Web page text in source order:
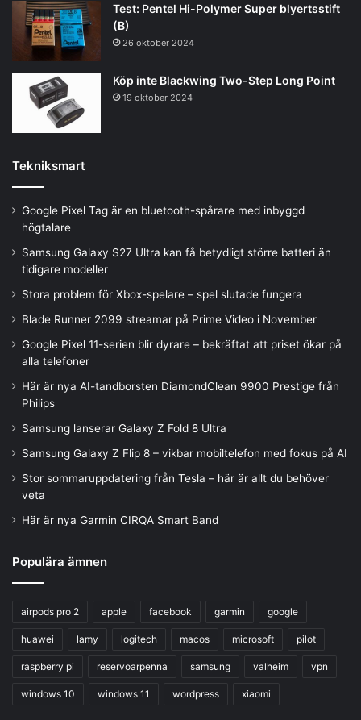
Test: Pentel Hi-Polymer Super blyertsstift
(B)
26 oktober 2024
Köp inte Blackwing Two-Step Long Point
19 oktober 2024
Tekniksmart
Google Pixel Tag är en bluetooth-spårare med inbyggd
högtalare
Samsung Galaxy S27 Ultra kan få betydligt större batteri än
tidigare modeller
Stora problem för Xbox-spelare – spel slutade fungera
Blade Runner 2099 streamar på Prime Video i November
Google Pixel 11-serien blir dyrare – bekräftat att priset ökar på
alla telefoner
Här är nya AI-tandborsten DiamondClean 9900 Prestige från
Philips
Samsung lanserar Galaxy Z Fold 8 Ultra
Samsung Galaxy Z Flip 8 – vikbar mobiltelefon med fokus på AI
Stor sommaruppdatering från Tesla – här är allt du behöver
veta
Här är nya Garmin CIRQA Smart Band
Populära ämnen
airpods pro 2 apple facebook garmin google
huawei lamy logitech macos microsoft pilot
raspberry pi reservoarpenna samsung valheim vpn
windows 10 windows 11 wordpress xiaomi